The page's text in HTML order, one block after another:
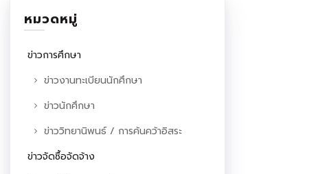
หมวดหมู่
ข่าวการศึกษา
ข่าวงานทะเบียนนักศึกษา
ข่าวนักศึกษา
ข่าววิทยานิพนธ์ / การค้นคว้าอิสระ
ข่าวจัดซื้อจัดจ้าง